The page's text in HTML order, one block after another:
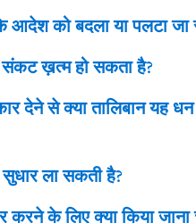
आदेश को बदला या पलटा
संकट ख़त्म हो सकता है?
देने से क्या तालिबान यह धन
ला सकती है?
के लिए क्या किया जाना